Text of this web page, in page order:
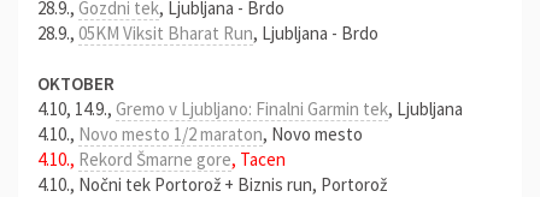
28.9., Gozdni tek, Ljubljana - Brdo
28.9., 05KM Viksit Bharat Run, Ljubljana - Brdo
OKTOBER
4.10, 14.9., Gremo v Ljubljano: Finalni Garmin tek, Ljubljana
4.10., Novo mesto 1/2 maraton, Novo mesto
4.10., Rekord Šmarne gore, Tacen
4.10., Nočni tek Portorož + Biznis run, Portorož